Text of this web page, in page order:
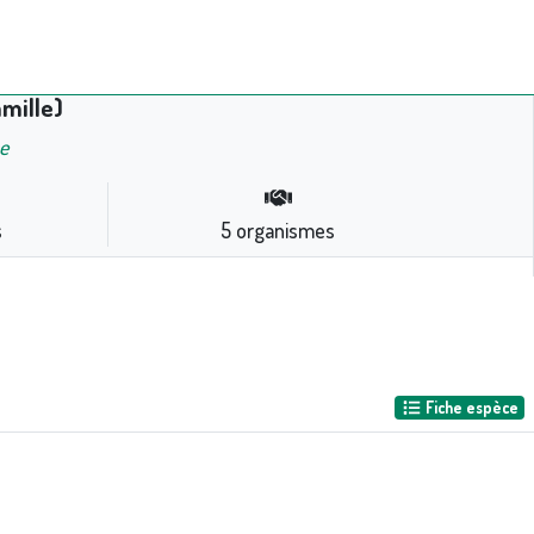
5 organismes
Fiche espèce